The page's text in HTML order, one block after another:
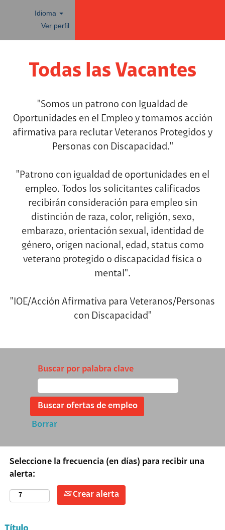
Idioma
Ver perfil
vacantesTodas las Vacantes
"Somos un patrono con Igualdad de
Oportunidades en el Empleo y tomamos acción
afirmativa para reclutar Veteranos Protegidos y
Personas con Discapacidad."
"Patrono con igualdad de oportunidades en el
empleo. Todos los solicitantes calificados
recibirán consideración para empleo sin
distinción de raza, color, religión, sexo,
embarazo, orientación sexual, identidad de
género, origen nacional, edad, status como
veterano protegido o discapacidad física o
mental".
"IOE/Acción Afirmativa para Veteranos/Personas
con Discapacidad"
Buscar por palabra clave
Borrar
Seleccione la frecuencia (en días) para recibir una
alerta:
Crear alerta